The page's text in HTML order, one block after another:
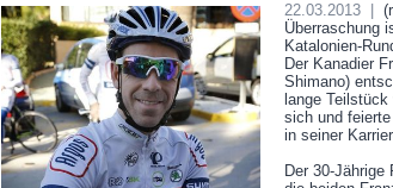
22.03.2013 |
Überraschung
Katalonien-
Der Kanadier
Shimano)
lange
sich und
in seiner
Der 30-